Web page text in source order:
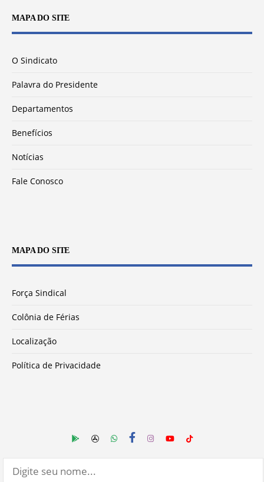
MAPA DO SITE
O Sindicato
Palavra do Presidente
Departamentos
Benefícios
Notícias
Fale Conosco
MAPA DO SITE
Força Sindical
Colônia de Férias
Localização
Política de Privacidade